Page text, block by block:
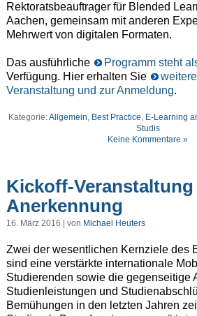
Rektoratsbeauftrager für Blended
Aachen, gemeinsam mit anderen
Mehrwert von digitalen Formaten.
Das ausführliche Programm steht
Verfügung. Hier erhalten Sie
Veranstaltung und zur Anmeldung.
Kategorie:Allgemein Best Practice E-Learning
Studis
Keine Kommentare »
Kickoff-Veranstaltung
Anerkennung
16. März 2016 | von Michael Heuters
Zwei der wesentlichen Kernziele des
sind eine verstärkte internationale
Studierenden sowie die gegenseitige
Studienleistungen und
Bemühungen in den letzten Jahren